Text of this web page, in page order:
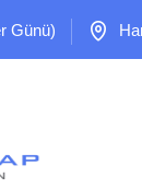
Günü)